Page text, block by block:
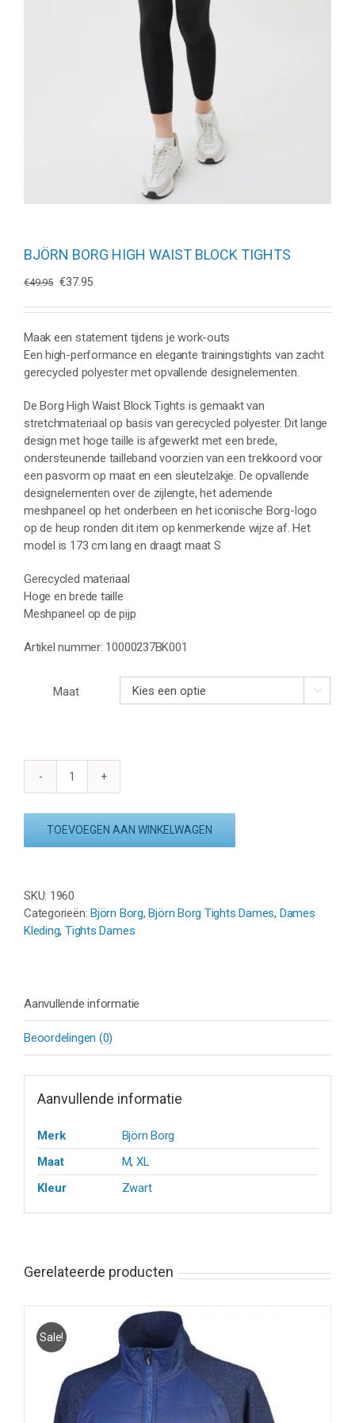
BJÖRN BORG HIGH WAIST BLOCK TIGHTS
€49.95 Oorspronkelijke
was:
€49.95.
€37.95Huidige
is:
€37.95.
Maak een statement tijdens je work-outs
Een high-performance en elegante trainingstights van zacht
gerecycled polyester met opvallende designelementen.
De Borg High Waist Block Tights is gemaakt van
stretchmateriaal op basis van gerecycled polyester. Dit lange
design met hoge taille is afgewerkt met een brede,
ondersteunende tailleband voorzien van een trekkoord voor
een pasvorm op maat en een sleutelzakje. De opvallende
designelementen over de zijlengte, het ademende
meshpaneel op het onderbeen en het iconische Borg-logo
op de heup ronden dit item op kenmerkende wijze af. Het
model is 173 cm lang en draagt maat S
Gerecycled materiaal
Hoge en brede taille
Meshpaneel op de pijp
Artikel nummer: 10000237BK001
Maat 
BJÖRN
WAIST
aantal
TOEVOEGEN AAN WINKELWAGEN
SKU: 1960
Categorieën: Björn Borg, Björn Borg Tights Dames, Dames
Kleding, Tights Dames
Aanvullende informatie
Beoordelingen (0)
Aanvullende informatie
Merk
Björn Borg
Maat
M, XL
Kleur
Zwart
Gerelateerde producten
Sale!